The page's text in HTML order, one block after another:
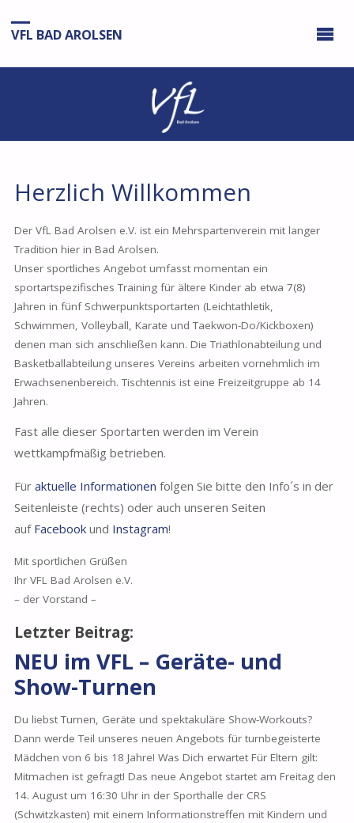
VFL BAD AROLSEN
Herzlich Willkommen
Der VfL Bad Arolsen e.V. ist ein Mehrspartenverein mit langer
Tradition hier in Bad Arolsen.
Unser sportliches Angebot umfasst momentan ein
sportartspezifisches Training für ältere Kinder ab etwa 7(8)
Jahren in fünf Schwerpunktsportarten (Leichtathletik,
Schwimmen, Volleyball, Karate und Taekwon-Do/Kickboxen)
denen man sich anschließen kann. Die Triathlonabteilung und
Basketballabteilung unseres Vereins arbeiten vornehmlich im
Erwachsenenbereich. Tischtennis ist eine Freizeitgruppe ab 14
Jahren.
Fast alle dieser Sportarten werden im Verein
wettkampfmäßig betrieben.
Für aktuelle Informationen folgen Sie bitte den Info´s in der
Seitenleiste (rechts) oder auch unseren Seiten
auf Facebookund Instagram!
Mit sportlichen Grüßen
Ihr VFL Bad Arolsen e.V.
– der Vorstand –
Letzter Beitrag:
NEU im VFL – Geräte- und
Show-Turnen
Du liebst Turnen, Geräte und spektakuläre Show-Workouts?
Dann werde Teil unseres neuen Angebots für turnbegeisterte
Mädchen von 6 bis 18 Jahre! Was Dich erwartet Für Eltern gilt:
Mitmachen ist gefragt! Das neue Angebot startet am Freitag den
14. August um 16:30 Uhr in der Sporthalle der CRS
(Schwitzkasten) mit einem Informationstreffen mit Kindern und